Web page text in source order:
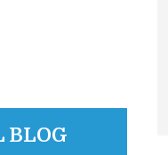
BLOG